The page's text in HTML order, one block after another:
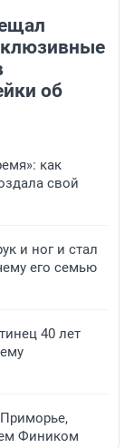
об
как
свой
и ног и стал
его семью
40 лет
Фиником